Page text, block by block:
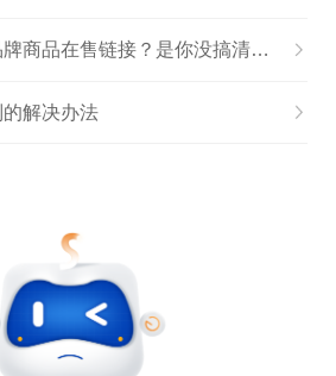
注册商标必须要有品牌商品在售链接？是你没搞清楚规则！
解决办法